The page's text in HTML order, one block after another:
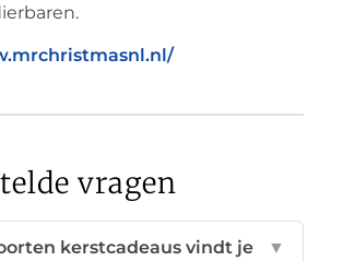
vragen
kerstcadeaus vindt je
▼